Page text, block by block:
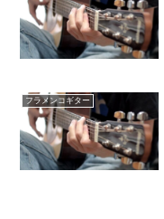
フラメンコギター